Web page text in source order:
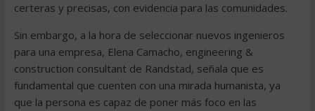
certeras y precisas, con evidencia para las comunidades.
Sin embargo, a la hora de seleccionar nuevos ingenieros
para una empresa, Elena Camacho, engineering &
construction consultant de Randstad, señala que es
fundamental que cuenten con una mirada humanista, ya
que la persona es capaz de poner más foco en las